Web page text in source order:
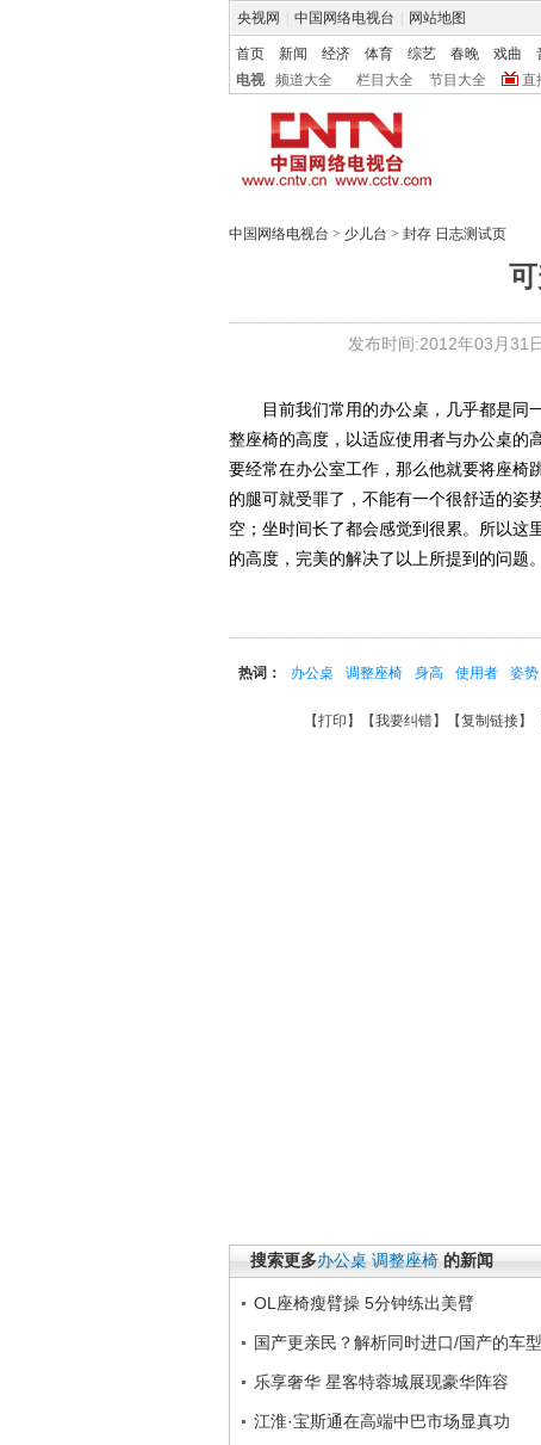
央视网 中国网络电视台 网站地图
首页 新闻 经济 体育 综艺 春晚 戏曲
电视
频道大全 栏目大全 节目大全 直
中国网络电视台 > 少儿台 > 封存 日志测试页
发布时间:2012年03月31
目前我们常用的办公桌，几乎都是同一
整座椅的高度，以适应使用者与办公桌的
要经常在办公室工作，那么他就要将座椅
的腿可就受罪了，不能有一个很舒适的姿
空；坐时间长了都会感觉到很累。所以这
的高度，完美的解决了以上所提到的问题
热词： 办公桌 调整座椅 身高 使用者 姿势
【打印 】【我要纠错】【复制链接】
搜索更多办公桌 调整座椅 的新闻
OL座椅瘦臂操 5分钟练出美臂
国产更亲民？解析同时进口/国产的车型
乐享奢华 星客特蓉城展现豪华阵容
江淮·宝斯通在高端中巴市场显真功